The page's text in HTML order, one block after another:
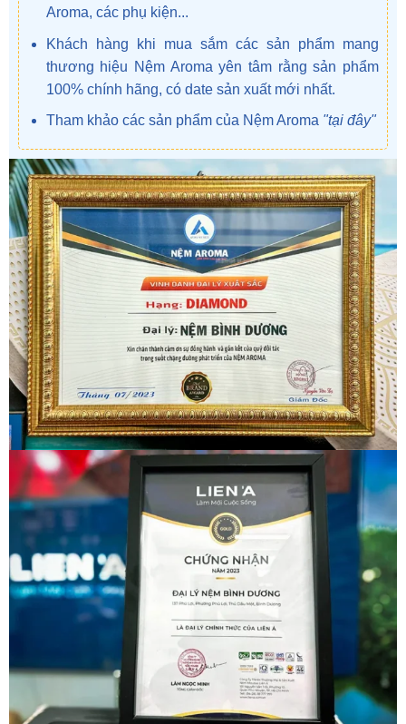
Aroma, các phụ kiện...
Khách hàng khi mua sắm các sản phẩm mang
thương hiệu Nệm Aroma yên tâm rằng sản phẩm
100% chính hãng, có date sản xuất mới nhất.
Tham khảo các sản phẩm của Nệm Aroma "tại đây"